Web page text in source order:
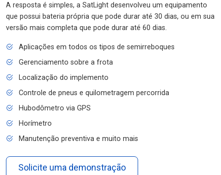
A resposta é simples, a SatLight desenvolveu um equipamento
que possui bateria própria que pode durar até 30 dias, ou em sua
versão mais completa que pode durar até 60 dias.
Aplicações em todos os tipos de semirreboques
Gerenciamento sobre a frota
Localização do implemento
Controle de pneus e quilometragem percorrida
Hubodômetro via GPS
Horímetro
Manutenção preventiva e muito mais
Solicite uma demonstração